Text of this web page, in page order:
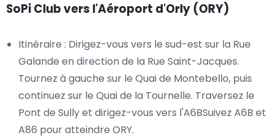
SoPi Club vers l'Aéroport d'Orly (ORY)
Itinéraire : Dirigez-vous vers le sud-est sur la Rue
Galande en direction de la Rue Saint-Jacques.
Tournez à gauche sur le Quai de Montebello, puis
continuez sur le Quai de la Tournelle. Traversez le
Pont de Sully et dirigez-vous vers l'A6BSuivez A6B et
A86 pour atteindre ORY.